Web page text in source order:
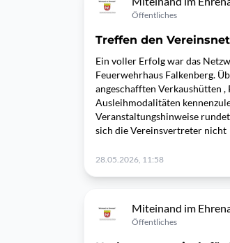
Öffentliches
Treffen den
Ein voller Erfolg war das
Feuerwehrhaus Falkenberg.
angeschafften Verkaushütten
Ausleihmodalitäten
Veranstaltungshinweise
sich die Vereinsvertreter nicht
28.05.2026, 11:58
Miteinand im
Öffentliches